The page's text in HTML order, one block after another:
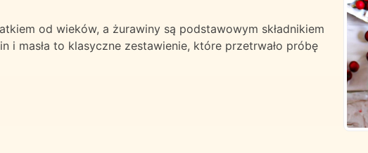
od wieków, a żurawiny są podstawowym składnikiem
i masła to klasyczne zestawienie, które przetrwało próbę